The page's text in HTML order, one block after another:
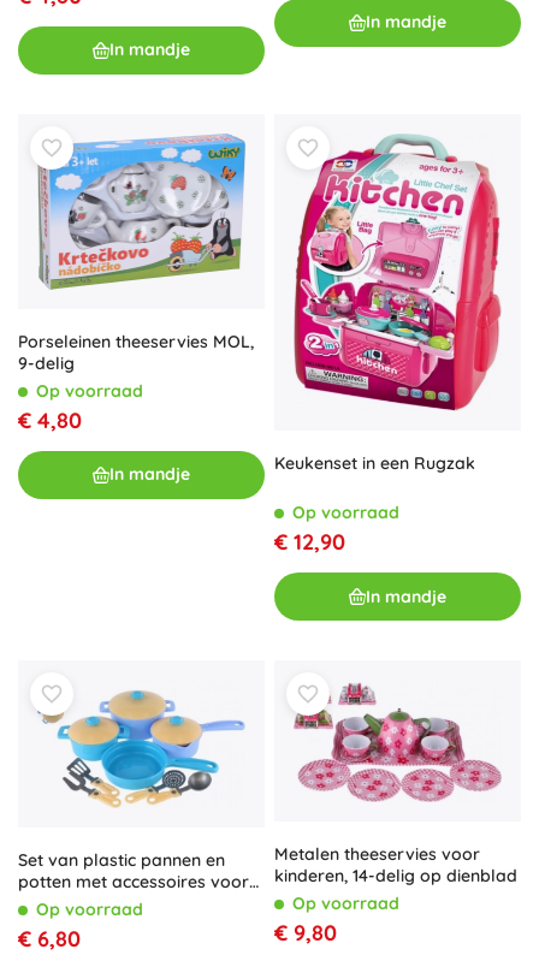
In mandje
In mandje
Porseleinen theeservies MOL,
9-delig
Op voorraad
€ 4,80
In mandje Keukenset in een Rugzak
Op voorraad
€ 12,90
In mandje
Set van plastic pannen en
potten met accessoires voor
kinderen
Op voorraad
€ 6,80
Metalen theeservies voor
kinderen, 14-delig op dienblad
Op voorraad
€ 9,80